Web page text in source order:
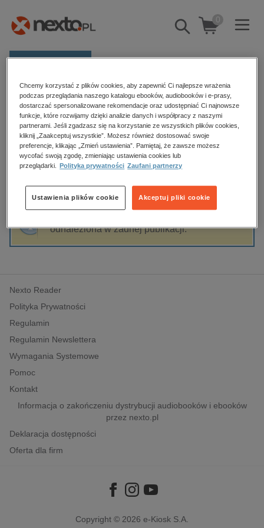
Pokaż/schowaj
wyszukiwarkę
0
Kategorie
Zobacz wszystkie E-prasa
budownictwo, aranżacja wnętrz
biznesowe, branżowe, gospodarka
dzienniki
edukacja
hobby, sport, rozrywka
komputery, internet, technologie, informatyka
polityka, społeczno-informacyjne
psychologiczne
inne
popularno-naukowe
historia
Strona główna Zbigniew Jaremko
Zbigniew Jaremko
Sortowanie Filtrowanie
odnaleziona w żadnej publikacji.
Nexto Reader
Polityka Prywatności
Regulamin
Regulamin Newslettera
Wymagania Systemowe
Pomoc
Kontakt
Informacja o zakończeniu dystrybucji audiobooków i ebooków
przez nexto.pl
Deklaracja dostępności
Oferta dla firm
Copyright © 2026 e-Kiosk S.A.
Chcemy korzystać z plików cookies, aby zapewnić Ci najlepsze wrażenia
podczas przeglądania naszego katalogu ebooków, audiobooków i e-prasy,
dostarczać spersonalizowane rekomendacje oraz udostępniać Ci najnowsze
funkcje, które rozwijamy dzięki analizie danych i współpracy z naszymi
partnerami. Jeśli zgadzasz się na korzystanie ze wszystkich plików cookies,
kliknij „Zaakceptuj wszystkie”. Możesz również dostosować swoje
preferencje, klikając „Zmień ustawienia”. Pamiętaj, że zawsze możesz
wycofać swoją zgodę, zmieniając ustawienia cookies lub
przeglądarki.
Polityka prywatności Zaufani partnerzy
Akceptuj pliki cookie
Ustawienia plików cookie